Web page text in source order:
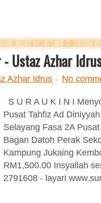
Ustaz Azhar
Azhar Idrus No
S U R A U K I N I
Pusat Tahfiz Ad
Selayang Fasa 2A
Bagan Datoh Perak
Kampung Jukaing
RM1,500.00 Insyallah
2791608 - layari